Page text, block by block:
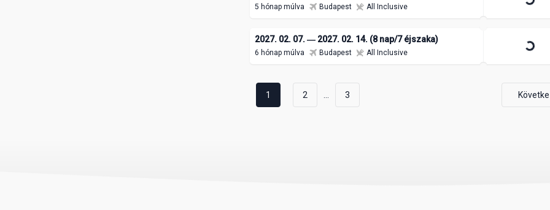
5 hónap múlva Budapest All Inclusive
2027. 02. 07. ― 2027. 02. 14. (8 nap/7 éjszaka)
6 hónap múlva Budapest All Inclusive
1 2 3